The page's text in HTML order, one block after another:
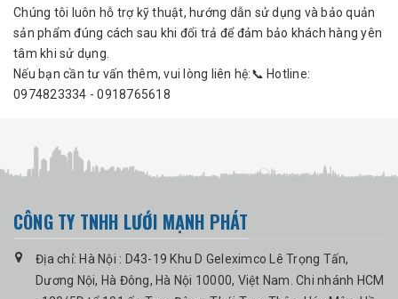
Chúng tôi luôn hỗ trợ kỹ thuật, hướng dẫn sử dụng và bảo quản
sản phẩm đúng cách sau khi đổi trả để đảm bảo khách hàng yên
tâm khi sử dụng.
Nếu bạn cần tư vấn thêm, vui lòng liên hệ:📞 Hotline:
0974823334 - 0918765618
CÔNG TY TNHH LƯỚI MẠNH PHÁT
Địa chỉ: Hà Nội : D43-19 Khu D Geleximco Lê Trọng Tấn,
Dương Nội, Hà Đông, Hà Nội 10000, Việt Nam. Chi nhánh HCM